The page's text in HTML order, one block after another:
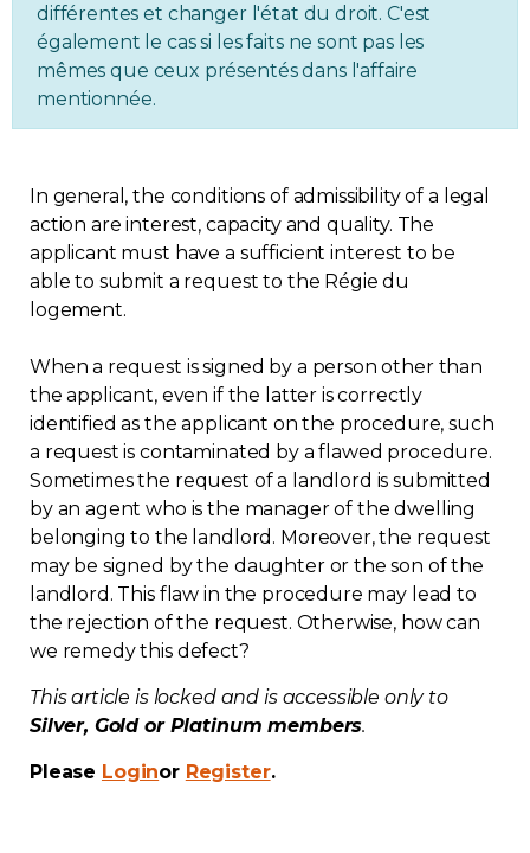
App APQ
Media
FAQ
Members zone
English
Contact
différentes et changer l'état du droit. C'est
également le cas si les faits ne sont pas les
mêmes que ceux présentés dans l'affaire
mentionnée.
In general, the conditions of admissibility of a legal
action are interest, capacity and quality. The
applicant must have a sufficient interest to be
able to submit a request to the Régie du
logement.
When a request is signed by a person other than
the applicant, even if the latter is correctly
identified as the applicant on the procedure, such
a request is contaminated by a flawed procedure.
Sometimes the request of a landlord is submitted
by an agent who is the manager of the dwelling
belonging to the landlord. Moreover, the request
may be signed by the daughter or the son of the
landlord. This flaw in the procedure may lead to
the rejection of the request. Otherwise, how can
we remedy this defect?
This article is locked and is accessible only to
Silver, Gold or Platinum members.
Please Loginor Register.